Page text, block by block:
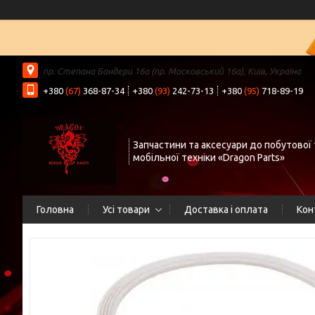
пр. Степана Бандери 16а (пр. Московський 16а), Київ, Україна
+380 (67) 368-87-34 +380 (93) 242-73-13 +380 (95) 718-89-19
Запчастини та аксесуари до побутової
мобільної техніки «Dragon Parts»
Головна Усі товари Доставка і оплата